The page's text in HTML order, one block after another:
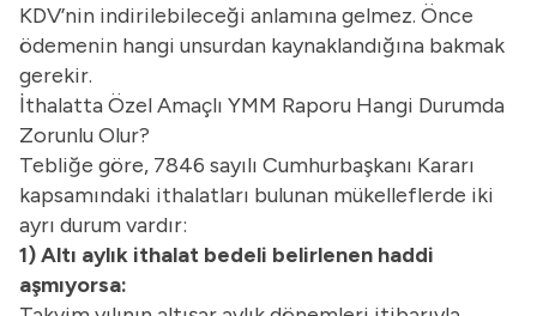
KDV’nin indirilebileceği anlamına gelmez. Önce
ödemenin hangi unsurdan kaynaklandığına bakmak
gerekir.
İthalatta Özel Amaçlı YMM Raporu Hangi Durumda
Zorunlu Olur?
Tebliğe göre, 7846 sayılı Cumhurbaşkanı Kararı
kapsamındaki ithalatları bulunan mükelleflerde iki
ayrı durum vardır:
1) Altı aylık ithalat bedeli belirlenen haddi
aşmıyorsa: